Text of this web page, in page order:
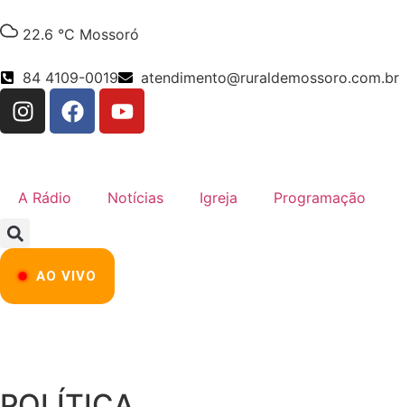
22.6 °C Mossoró
84 4109-0019 atendimento@ruraldemossoro.com.br
A Rádio Notícias Igreja Programação
AO VIVO